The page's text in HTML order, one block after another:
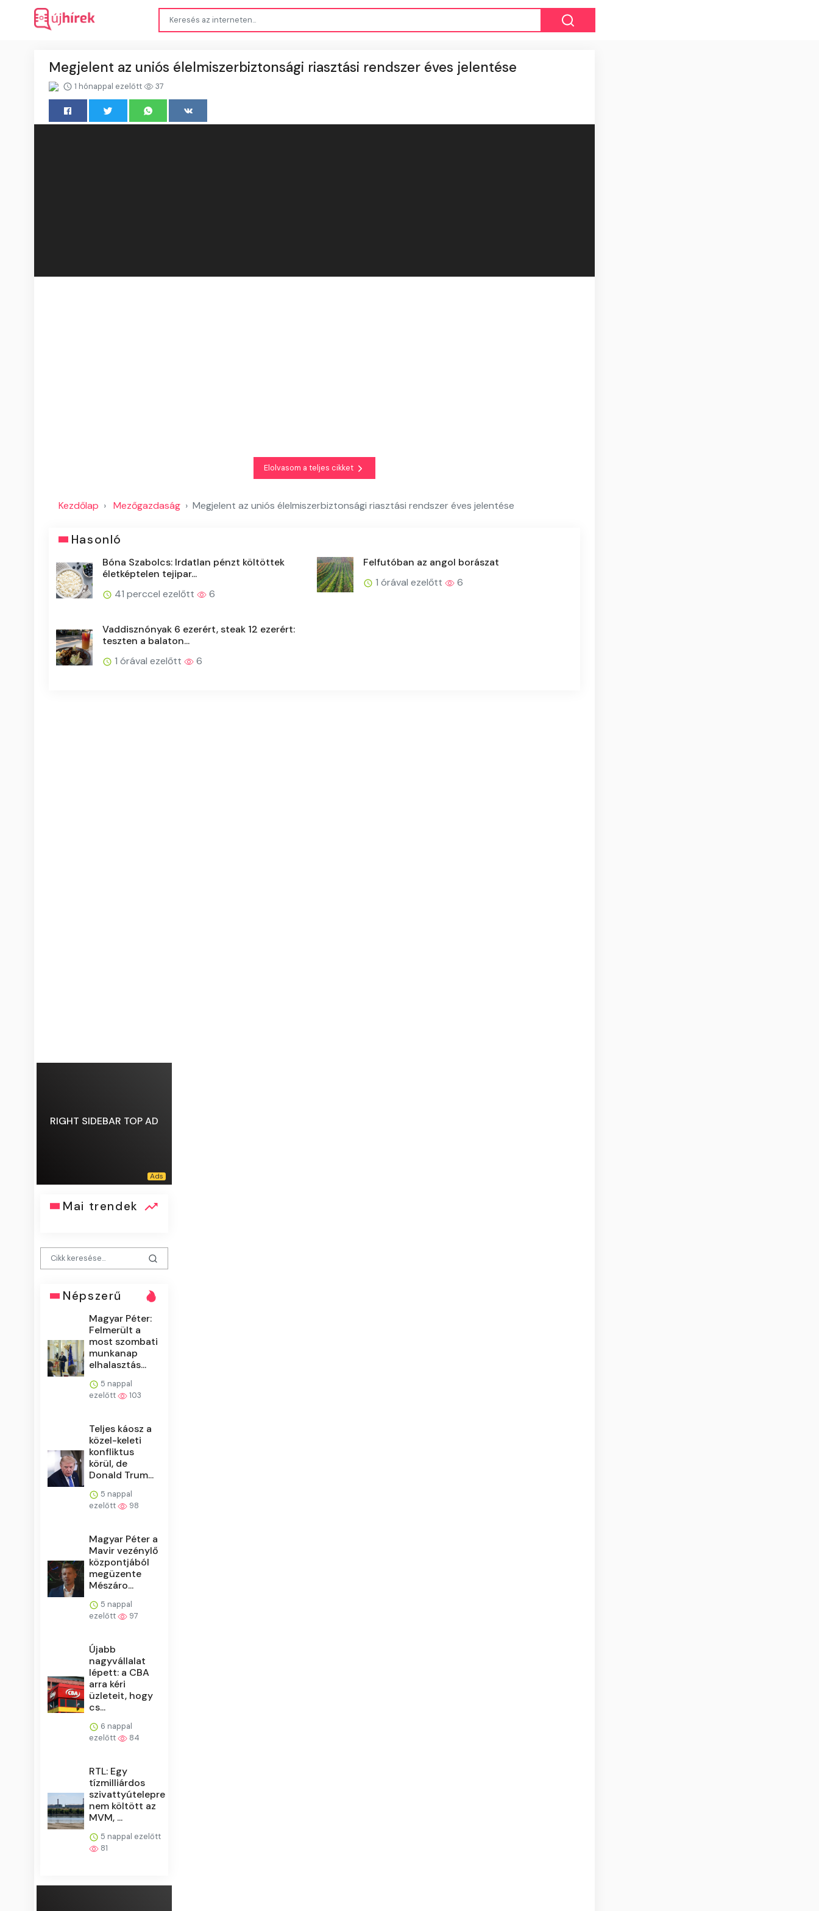
Megjelent az uniós élelmiszerbiztonsági riasztási rendszer éves jelentése
1 hónappal ezelőtt 37
Elolvasom a teljes cikket
Kezdőlap Mezőgazdaság Megjelent az uniós élelmiszerbiztonsági riasztási rendszer éves jelentése
Hasonló
Bóna Szabolcs: Irdatlan pénzt költöttek
életképtelen tejipar...
41 perccel ezelőtt
6
Felfutóban az angol borászat
1 órával ezelőtt
6
Vaddisznónyak 6 ezerért, steak 12 ezerért:
teszten a balaton...
1 órával ezelőtt
6
RIGHT SIDEBAR TOP AD
Mai trendek
Népszerű
Magyar Péter:
Felmerült a
most szombati
munkanap
elhalasztás...
5 nappal
ezelőtt
103
Teljes káosz a
közel-keleti
konfliktus
körül, de
Donald Trum...
5 nappal
ezelőtt
98
Magyar Péter a
Mavir vezénylő
központjából
megüzente
Mészáro...
5 nappal
ezelőtt
97
Újabb
nagyvállalat
lépett: a CBA
arra kéri
üzleteit, hogy
cs...
6 nappal
ezelőtt
84
RTL: Egy
tízmilliárdos
szivattyútelepre
nem költött az
MVM, ...
5 nappal ezelőtt
81